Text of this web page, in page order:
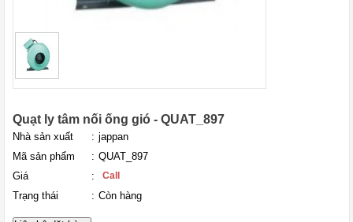
Quạt ly tâm nối ống gió - QUAT_897
Nhà sản xuất : jappan
Mã sản phẩm
: QUAT_897
Giá
: Call
Trạng thái : Còn hàng